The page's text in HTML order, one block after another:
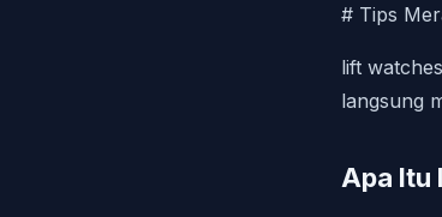
# Tips
lift
langsung
Apa Itu